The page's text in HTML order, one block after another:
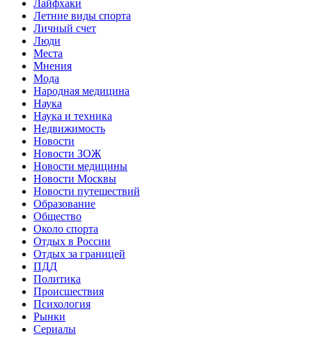
Лайфхаки
Летние виды спорта
Личный счет
Люди
Места
Мнения
Мода
Народная медицина
Наука
Наука и техника
Недвижимость
Новости
Новости ЗОЖ
Новости медицины
Новости Москвы
Новости путешествий
Образование
Общество
Около спорта
Отдых в России
Отдых за границей
ПДД
Политика
Происшествия
Психология
Рынки
Сериалы